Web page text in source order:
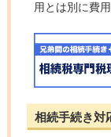
用とは別に費
相続手続き対